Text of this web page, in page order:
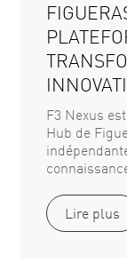
F3 Nexus
Hub de
Lire plus